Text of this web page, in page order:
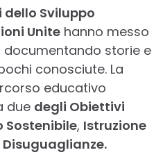
dello Sviluppo
Unite hanno messo
storie e
conosciute. La
educativo
due degli Obiettivi
Sostenibile, Istruzione